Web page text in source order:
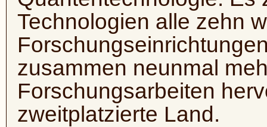
Technologien alle zehn
zusammen neunmal
Forschungsarbeiten
zweitplatzierte Land.